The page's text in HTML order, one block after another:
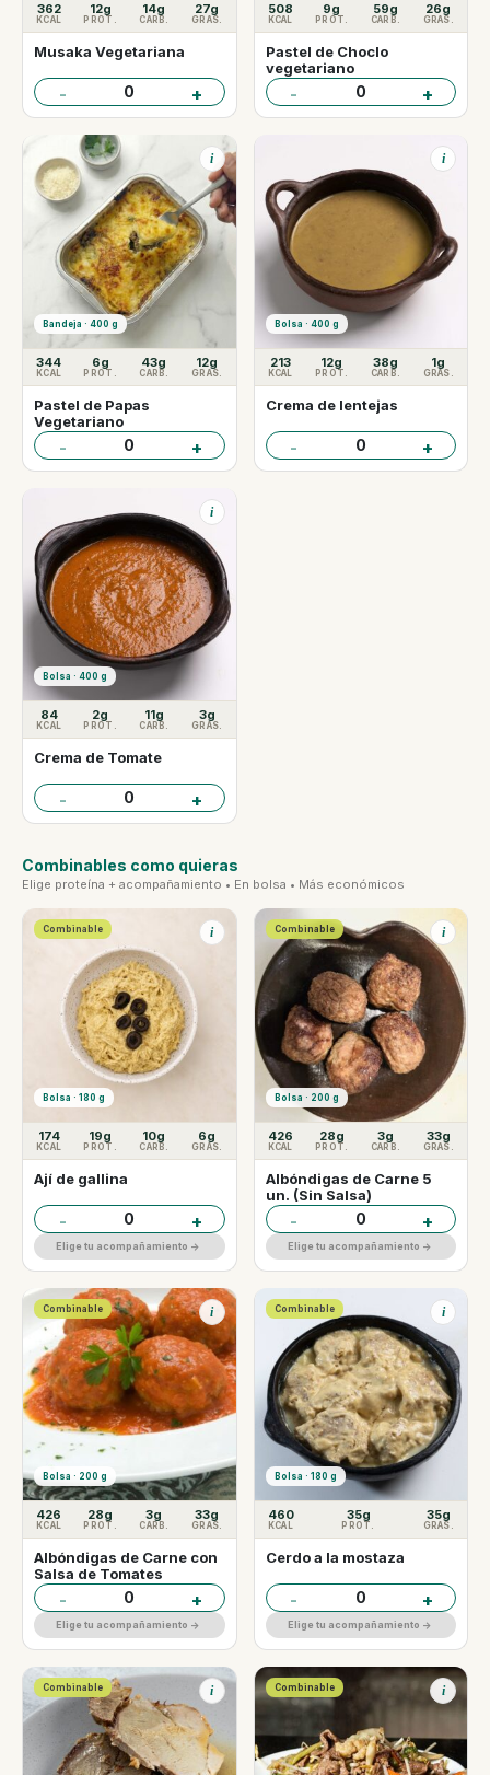
362
KCAL
12g
PROT.
14g
CARB.
27g
GRAS.
Musaka Vegetariana
- 0 +
508
KCAL
9g
PROT.
59g
CARB.
26g
GRAS.
Pastel de Choclo
vegetariano
- 0 +
Bandeja · 400 g
i
344
KCAL
6g
PROT.
43g
CARB.
12g
GRAS.
Pastel de Papas
Vegetariano
- 0 +
Bolsa · 400 g
i
213
KCAL
12g
PROT.
38g
CARB.
1g
GRAS.
Crema de lentejas
- 0 +
Bolsa · 400 g
i
84
KCAL
2g
PROT.
11g
CARB.
3g
GRAS.
Crema de Tomate
- 0 +
Combinables como quieras
Elige proteína + acompañamiento • En bolsa • Más económicos
Combinable
Bolsa · 180 g
i
174
KCAL
19g
PROT.
10g
CARB.
6g
GRAS.
Ají de gallina
- 0 +
Elige tu acompañamiento ->
Combinable
Bolsa · 200 g
i
426
KCAL
28g
PROT.
3g
CARB.
33g
GRAS.
Albóndigas de Carne 5
un. (Sin Salsa)
- 0 +
Elige tu acompañamiento ->
Combinable
Bolsa · 200 g
i
426
KCAL
28g
PROT.
3g
CARB.
33g
GRAS.
Albóndigas de Carne con
Salsa de Tomates
- 0 +
Elige tu acompañamiento ->
Combinable
Bolsa · 180 g
i
460
KCAL
35g
PROT.
35g
GRAS.
Cerdo a la mostaza
- 0 +
Elige tu acompañamiento ->
Combinable i Combinable i